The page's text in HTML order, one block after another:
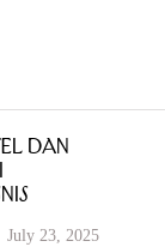
dan
July 23, 2025